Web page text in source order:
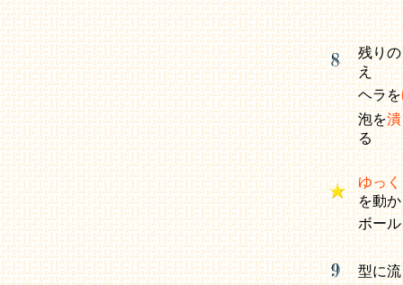
残りの
え
ヘラを
泡を
る
ゆっ
を動
ボー
型に